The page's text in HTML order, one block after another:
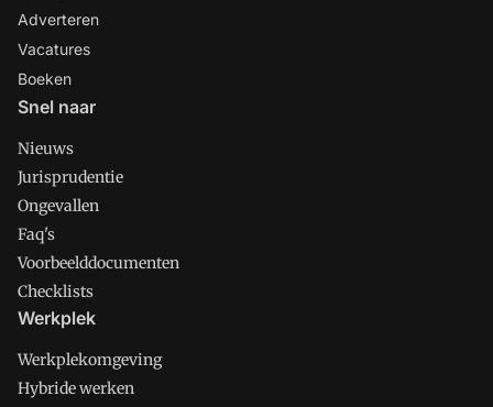
Adverteren
Vacatures
Boeken
Snel naar
Nieuws
Jurisprudentie
Ongevallen
Faq's
Voorbeelddocumenten
Checklists
Werkplek
Werkplekomgeving
Hybride werken